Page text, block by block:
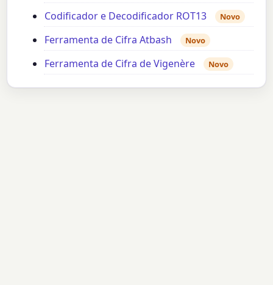
Codificador e Decodificador ROT13 Novo
Ferramenta de Cifra Atbash Novo
Ferramenta de Cifra de Vigenère Novo